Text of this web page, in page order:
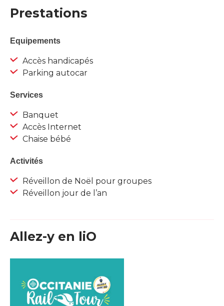
Prestations
Equipements
Accès handicapés
Parking autocar
Services
Banquet
Accès Internet
Chaise bébé
Activités
Réveillon de Noël pour groupes
Réveillon jour de l’an
Allez-y en liO